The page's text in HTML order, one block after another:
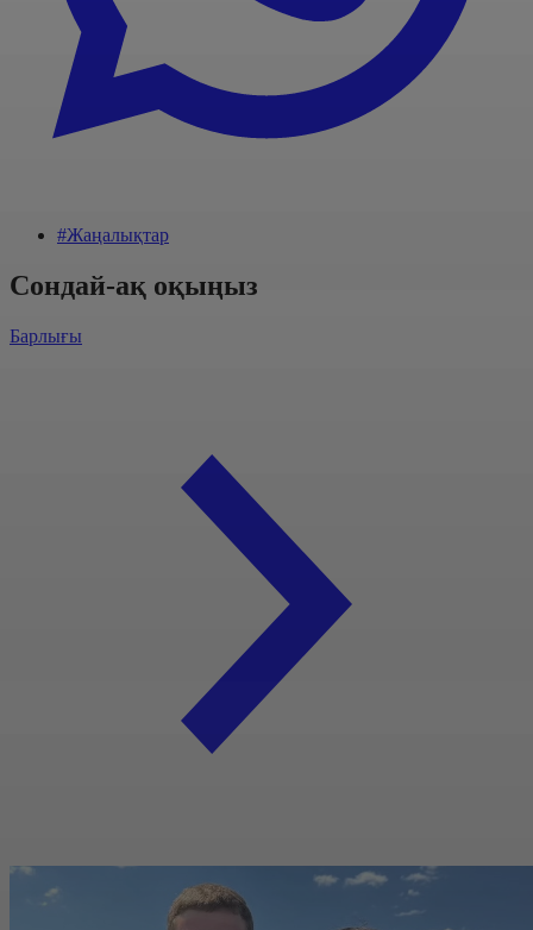
#Жаңалықтар
Сондай-ақ оқыңыз
Барлығы